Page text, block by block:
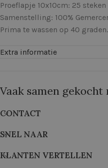
Proeflapje 10x10cm: 25
Samenstelling: 100%
Prima te wassen op 40 graden.
Extra informatie
Vaak samen gekocht
CONTACT
SNEL NAAR
KLANTEN VERTELLEN